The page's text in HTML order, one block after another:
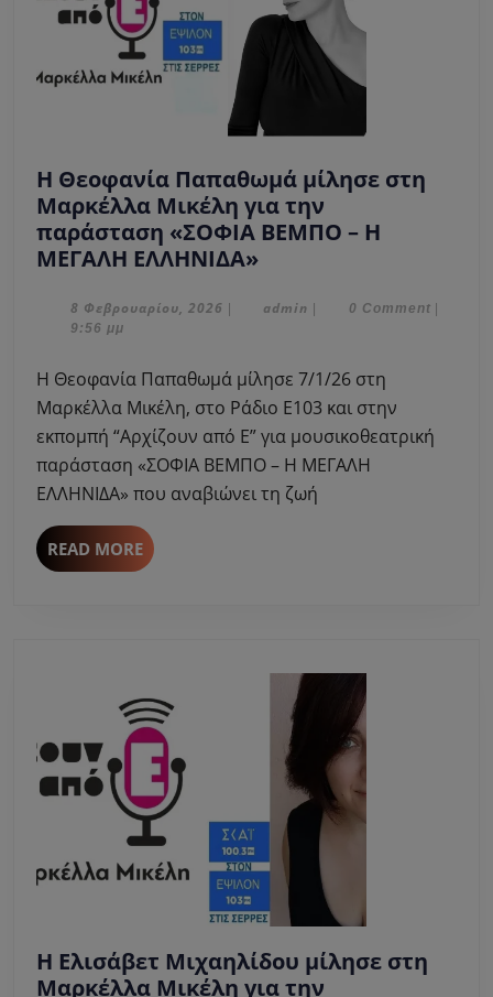
Η Θεοφανία Παπαθωμά μίλησε στη
Μαρκέλλα Μικέλη για την
παράσταση «ΣΟΦΙΑ ΒΕΜΠΟ – Η
ΜΕΓΑΛΗ ΕΛΛΗΝΙΔΑ»Η
Παπαθωμά
Μαρκέλλα
Μικέλη
για
την
παράσταση
8 Φεβρουαρίου, 2026 8| admin admin
| 0 Comment |
9:56 μμ
Η Θεοφανία Παπαθωμά μίλησε 7/1/26 στη
Μαρκέλλα Μικέλη, στο Ράδιο Ε103 και στην
εκπομπή “Αρχίζουν από Ε” για μουσικοθεατρική
παράσταση «ΣΟΦΙΑ ΒΕΜΠΟ – Η ΜΕΓΑΛΗ
ΕΛΛΗΝΙΔΑ» που αναβιώνει τη ζωή
READ MOREREAD
MORE
Η Ελισάβετ Μιχαηλίδου μίλησε στη
Μαρκέλλα Μικέλη για την